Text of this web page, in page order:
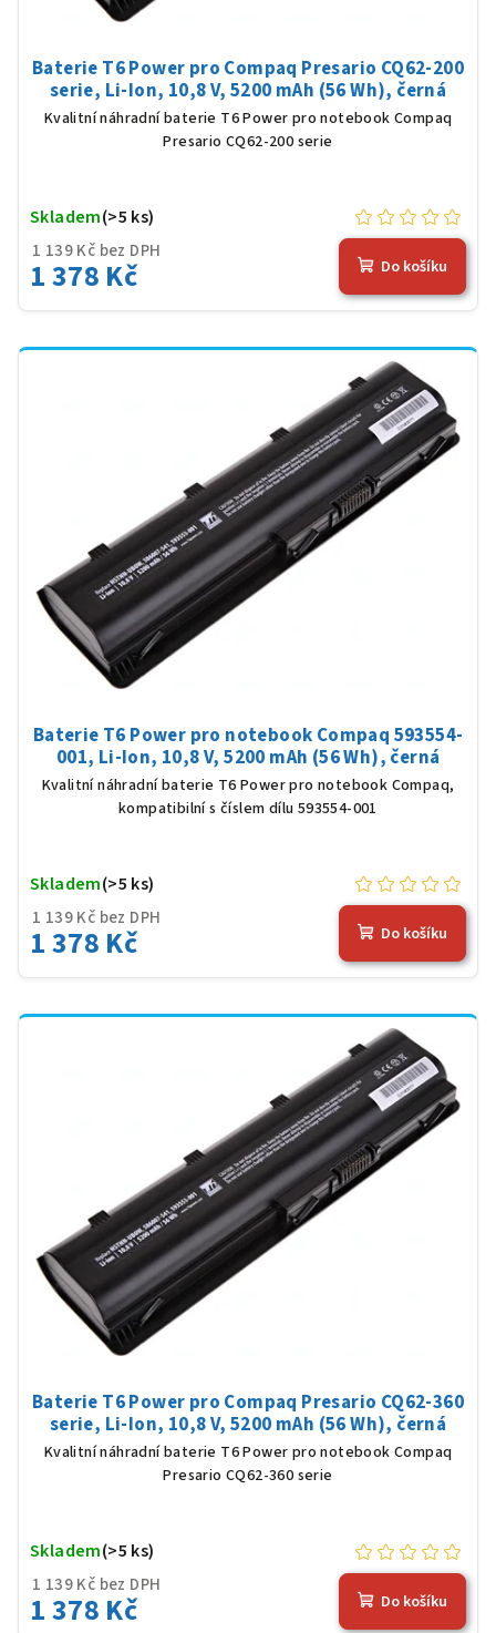
Baterie T6 Power pro Compaq Presario CQ62-200
serie, Li-Ion, 10,8 V, 5200 mAh (56 Wh), černá
Kvalitní náhradní baterie T6 Power pro notebook Compaq
Presario CQ62-200 serie
1 139 Kč bez DPH
1 378 Kč
Skladem(>5 ks)
Do košíku
Baterie T6 Power pro notebook Compaq 593554-
001, Li-Ion, 10,8 V, 5200 mAh (56 Wh), černá
Kvalitní náhradní baterie T6 Power pro notebook Compaq,
kompatibilní s číslem dílu 593554-001
1 139 Kč bez DPH
1 378 Kč
Skladem(>5 ks)
Do košíku
Baterie T6 Power pro Compaq Presario CQ62-360
serie, Li-Ion, 10,8 V, 5200 mAh (56 Wh), černá
Kvalitní náhradní baterie T6 Power pro notebook Compaq
Presario CQ62-360 serie
1 139 Kč bez DPH
1 378 Kč
Skladem(>5 ks)
Do košíku